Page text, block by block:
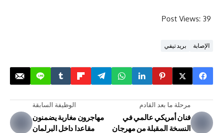
Post
تيفي
الوظيفة السابقة
مهاجرون مغاربة يضمنون
مقاعدا داخل البرلمان
ما بعد القادم
أمريكي عالمي في
المقبلة من مهرجان